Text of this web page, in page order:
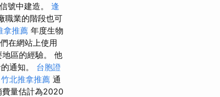
號中建造。 逢
職業的階段也可
拿推薦 年度生物
在網站上使用
區的經驗。 他
通知。 台胞證
竹北推拿推薦 通
費量估計為2020